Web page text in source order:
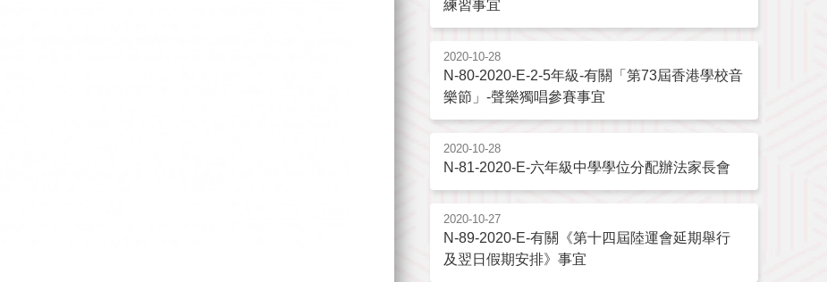
練習事宜
2020-10-28
N-80-2020-E-2-5年級-有關「第73屆香港學校音
樂節」-聲樂獨唱參賽事宜
2020-10-28
N-81-2020-E-六年級中學學位分配辦法家長會
2020-10-27
N-89-2020-E-有關《第十四屆陸運會延期舉行
及翌日假期安排》事宜